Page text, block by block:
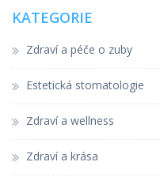
KATEGORIE
Zdraví a péče o zuby
Estetická stomatologie
Zdraví a wellness
Zdraví a krása